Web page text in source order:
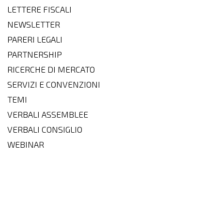
LETTERE FISCALI
NEWSLETTER
PARERI LEGALI
PARTNERSHIP
RICERCHE DI MERCATO
SERVIZI E CONVENZIONI
TEMI
VERBALI ASSEMBLEE
VERBALI CONSIGLIO
WEBINAR